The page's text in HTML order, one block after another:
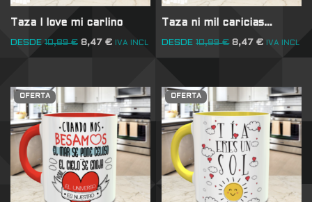
Taza I love mi carlino
DESDE 10,89€ 8,47 € IVA INCL
Taza ni mil caricias…
DESDE 10,89€ 8,47€ IVA INCL
OFERTA OFERTA